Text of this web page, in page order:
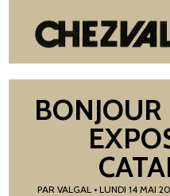
PAR VALGAL• LUNDI 14 MAI